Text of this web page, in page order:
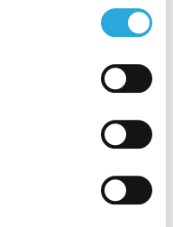
64-
zeker. Wij hebben heel
64. De levensduur is
jaar terugkomen voor